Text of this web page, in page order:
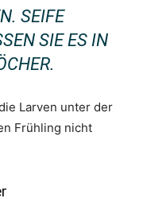
SEIFE
SIE ES IN D
Larven unter der
Frühling nicht